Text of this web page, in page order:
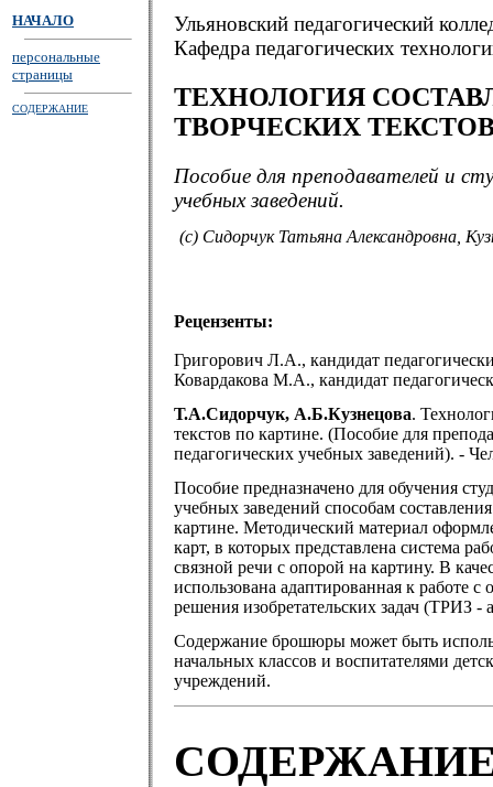
НАЧАЛО
персональные
страницы
СОДЕРЖАНИЕ
Ульяновский педагогический
Кафедра педагогических
ТЕХНОЛОГИЯ
ТВОРЧЕСКИХ
Пособие для преподавателей и
учебных заведений.
(c) Сидорчук Татьяна Александровна,
Рецензенты:
Григорович Л.А., кандидат
Ковардакова М.А., кандидат
Т.А.Сидорчук, А.Б.Кузнецова.
текстов по картине. (Пособие для
педагогических учебных заведений). -
Пособие предназначено для обучения
учебных заведений способам
картине. Методический материал
карт, в которых представлена система
связной речи с опорой на картину. В
использована адаптированная к работе
решения изобретательских задач (ТРИЗ -
Содержание брошюры может быть
начальных классов и воспитателями
учреждений.